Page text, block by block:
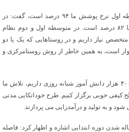
فانی با بیان اینکه در دوره متوسطه اول نرخ پوشش ما ۹۴ درصد است، گفت: در
متوسطه دوم نیز تحت پوشش ما ۸۲ درصد است. در متوسطه اول و دوم نظام
نیاز داریم و در روستاهایی که یک یا دو
است، به همین خاطر از روش روستامرکزی و
وی افزود: در حال حاضر بیش از ۴۰۰ هزار دانش آموز شبانه روزی داریم، تلاش ما
کیفی خوبی برگزار کنیم. طرح خوداتکایی مدتی
و به تولید و درآمدزایی می پردازند.
دوره ابتدایی اشاره و اظهار کرد: فاصله